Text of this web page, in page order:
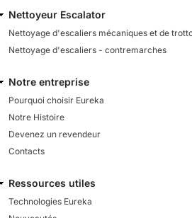
Nettoyeur Escalator
Nettoyage d'escaliers mécaniques et de
Nettoyage d'escaliers - contremarches
Notre entreprise
Pourquoi choisir Eureka
Notre Histoire
Devenez un revendeur
Contacts
Ressources utiles
Technologies Eureka